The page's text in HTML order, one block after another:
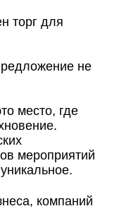
торг для
не
место, где
мероприятий
компаний